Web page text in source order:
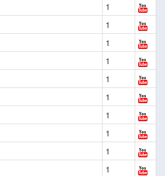
1
1
1
1
1
1
1
1
1
1